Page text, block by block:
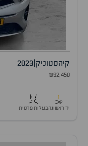
קיהסטוניק 2023
₪92,450
1
יד ראשונהבעלות פרטית